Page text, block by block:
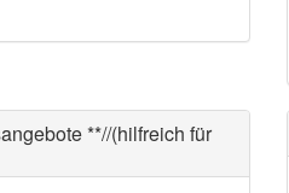
**//(hilfreich für